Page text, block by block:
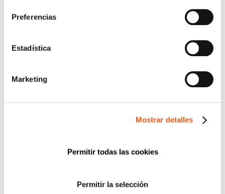
Preferencias
Estadística
Marketing
Mostrar detalles
Permitir todas las cookies
Permitir la selección
ENTIENDO Y ACEPTO el tratamiento de mis
comerciales.
Enviar